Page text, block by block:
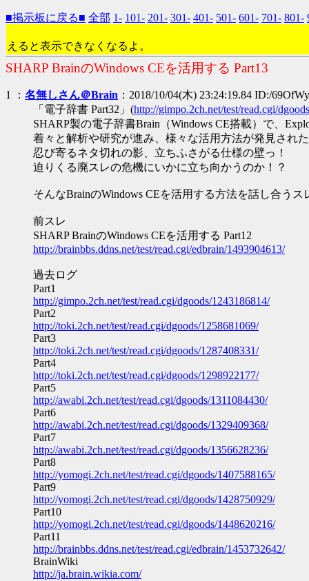
■掲示板に戻る■ 全部 1- 101- 201- 301- 401- 501- 601- 701- 801-
えると表示できなくなるよ。
SHARP BrainのWindows CEを活用する Part13
1 ： 名無しさん＠Brain ：2018/10/04(木) 23:24:19.84 ID:/
「電子辞書 Part32」(http://gimpo.2ch.net/test/read.cgi/
SHARP製の電子辞書Brain（Windows CE搭載）で、
着々と解析や研究が進み、様々な活用方法が発見され
忍び寄るネタ切れの影、立ちふさがる仕様の壁っ！
迫りくる廃スレの危機にいかに立ち向かうのか！？
そんなBrainのWindows CEを活用する方法を話し合うス
前スレ
SHARP BrainのWindows CEを活用する Part12
http://brainbbs.ddns.net/test/read.cgi/edbrain/1493904613/
過去ログ
Part1
http://gimpo.2ch.net/test/read.cgi/dgoods/1243186814/
Part2
http://toki.2ch.net/test/read.cgi/dgoods/1258681069/
Part3
http://toki.2ch.net/test/read.cgi/dgoods/1287408331/
Part4
http://toki.2ch.net/test/read.cgi/dgoods/1298922177/
Part5
http://awabi.2ch.net/test/read.cgi/dgoods/1311084430/
Part6
http://awabi.2ch.net/test/read.cgi/dgoods/1329409368/
Part7
http://awabi.2ch.net/test/read.cgi/dgoods/1356628236/
Part8
http://yomogi.2ch.net/test/read.cgi/dgoods/1407588165/
Part9
http://yomogi.2ch.net/test/read.cgi/dgoods/1428750929/
Part10
http://yomogi.2ch.net/test/read.cgi/dgoods/1448620216/
Part11
http://brainbbs.ddns.net/test/read.cgi/edbrain/1453732642/
BrainWiki
http://ja.brain.wikia.com/